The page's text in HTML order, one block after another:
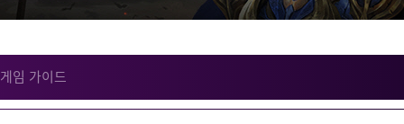
게임 가이드